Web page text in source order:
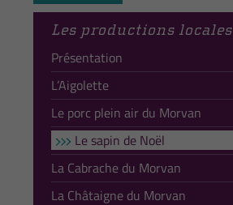
Les productions locales
Présentation
L’Aigolette
Le porc plein air du Morvan
Le sapin de Noël
La Cabrache du Morvan
La Châtaigne du Morvan